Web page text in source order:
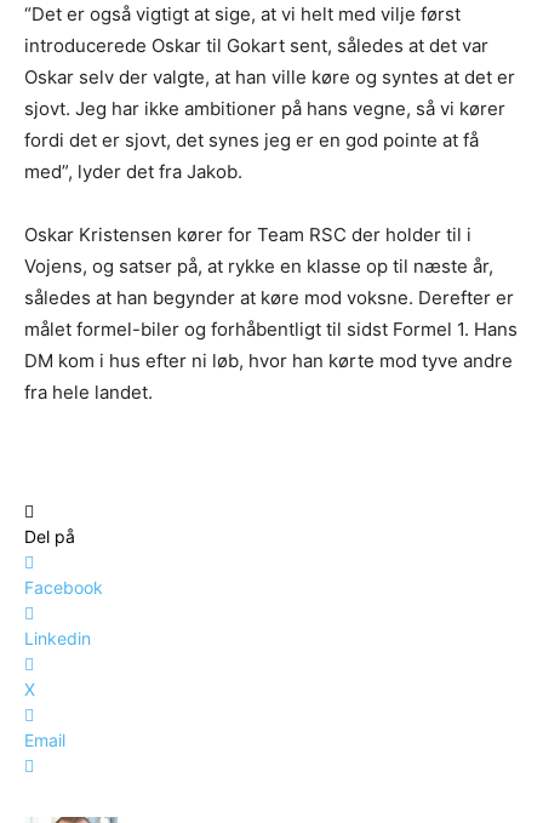
“Det er også vigtigt at sige, at vi helt med vilje først
introducerede Oskar til Gokart sent, således at det var
Oskar selv der valgte, at han ville køre og syntes at det er
sjovt. Jeg har ikke ambitioner på hans vegne, så vi kører
fordi det er sjovt, det synes jeg er en god pointe at få
med”, lyder det fra Jakob.
Oskar Kristensen kører for Team RSC der holder til i
Vojens, og satser på, at rykke en klasse op til næste år,
således at han begynder at køre mod voksne. Derefter er
målet formel-biler og forhåbentligt til sidst Formel 1. Hans
DM kom i hus efter ni løb, hvor han kørte mod tyve andre
fra hele landet.
Del på
Facebook
Linkedin
X
Email